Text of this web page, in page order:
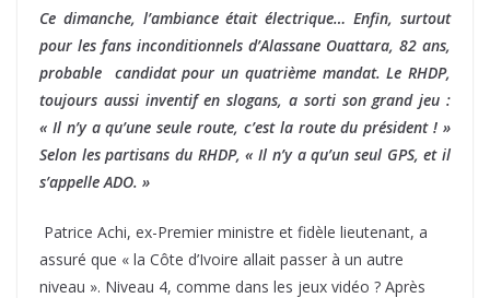
Ce dimanche, l’ambiance était électrique… Enfin, surtout
pour les fans inconditionnels d’Alassane Ouattara, 82 ans,
probable candidat pour un quatrième mandat. Le RHDP,
toujours aussi inventif en slogans, a sorti son grand jeu :
« Il n’y a qu’une seule route, c’est la route du président ! »
Selon les partisans du RHDP, « Il n’y a qu’un seul GPS, et il
s’appelle ADO. »
Patrice Achi, ex-Premier ministre et fidèle lieutenant, a
assuré que « la Côte d’Ivoire allait passer à un autre
niveau ». Niveau 4, comme dans les jeux vidéo ? Après